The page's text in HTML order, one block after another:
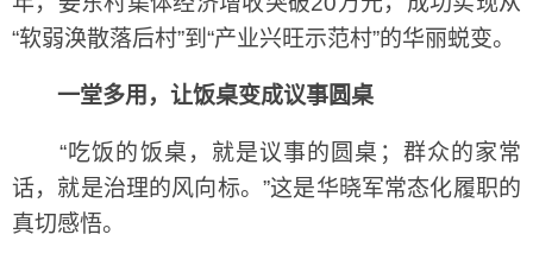
“软弱涣散落后村”到“产业兴旺示范村”的华丽蜕变。
一堂多用，让饭桌变成议事圆桌
“吃饭的饭桌，就是议事的圆桌；群众的家常
话，就是治理的风向标。”这是华晓军常态化履职的
真切感悟。